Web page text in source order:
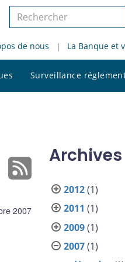
Rechercher
le
site
de nous La Banque et
Surveillance
2007
Archives
2012(1)
2011 (1)
2009(1)
2007(1)